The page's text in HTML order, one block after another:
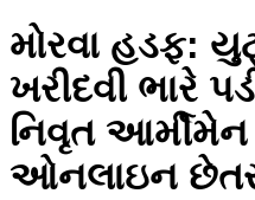
મોરવા હડફ:
ખરીદવી ભારે
નિવૃત
ઓનલાઇન